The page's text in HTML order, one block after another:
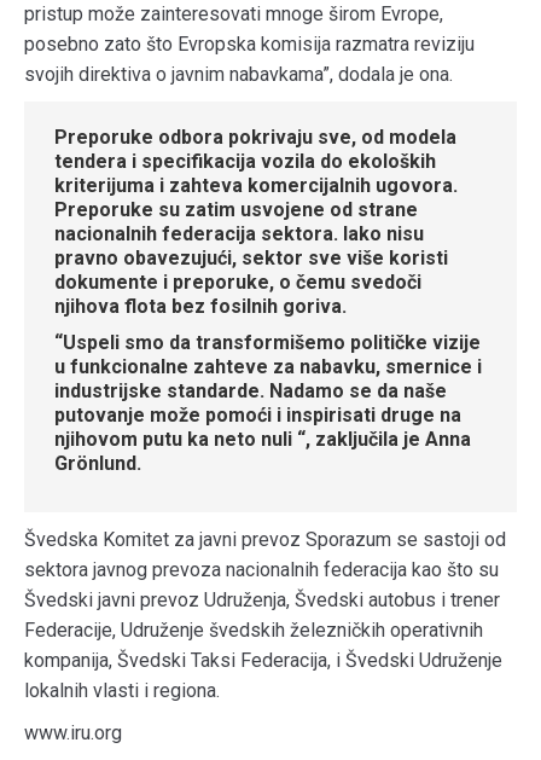
pristup može zainteresovati mnoge širom Evrope,
posebno zato što Evropska komisija razmatra reviziju
svojih direktiva o javnim nabavkama”, dodala je ona.
Preporuke odbora pokrivaju sve, od modela
tendera i specifikacija vozila do ekoloških
kriterijuma i zahteva komercijalnih ugovora.
Preporuke su zatim usvojene od strane
nacionalnih federacija sektora. Iako nisu
pravno obavezujući, sektor sve više koristi
dokumente i preporuke, o čemu svedoči
njihova flota bez fosilnih goriva.
“Uspeli smo da transformišemo političke vizije
u funkcionalne zahteve za nabavku, smernice i
industrijske standarde. Nadamo se da naše
putovanje može pomoći i inspirisati druge na
njihovom putu ka neto nuli “, zaključila je Anna
Grönlund.
Švedska Komitet za javni prevoz Sporazum se sastoji od
sektora javnog prevoza nacionalnih federacija kao što su
Švedski javni prevoz Udruženja, Švedski autobus i trener
Federacije, Udruženje švedskih železničkih operativnih
kompanija, Švedski Taksi Federacija, i Švedski Udruženje
lokalnih vlasti i regiona.
www.iru.org